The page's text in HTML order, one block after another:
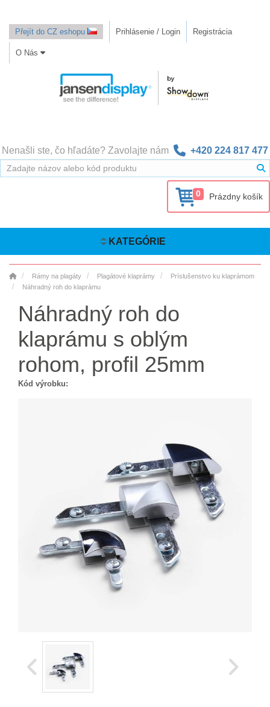
Přejít do CZ eshopu Prihlásenie / Login Registrácia
O Nás
Nenašli ste, čo hľadáte? Zavolajte nám +420 224 817 477
0 Prázdny košík
KATEGÓRIE
Rámy na plagáty Plagátové klaprámy
Príslušenstvo ku klaprámom
Náhradný roh do klaprámu
Náhradný roh do
klaprámu s oblým
rohom, profil 25mm
Kód výrobku: